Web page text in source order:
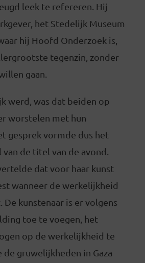
leek te refereren. Hij
het Stedelijk Museum
hij Hoofd Onderzoek is,
tegenzin, zonder
gaan.
werd, was dat beiden op
worstelen met hun
gesprek vormde dus het
de titel van de avond.
dat voor haar kunst
wanneer de werkelijkheid
kunstenaar is er volgens
toe te voegen, het
op de werkelijkheid te
de gruwelijkheden in Gaza